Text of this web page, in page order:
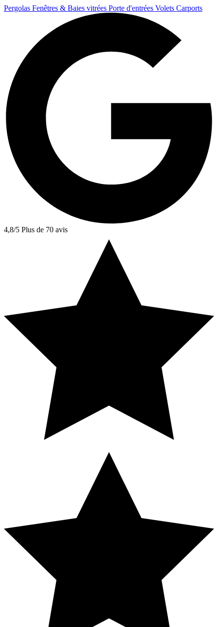
Pergolas Fenêtres & Baies vitrées Porte d'entrées Volets Carports
4,8/5 Plus de 70 avis